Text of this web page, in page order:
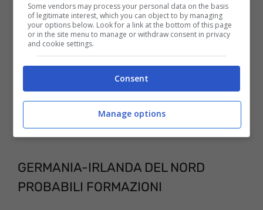
GERMANIA-IRLANDA DEL NORD
PROBABILI FORMAZIONI
Some vendors may process your personal data on the basis
of legitimate interest, which you can object to by managing
your options below. Look for a link at the bottom of this page
or in the site menu to manage or withdraw consent in privacy
and cookie settings.
Consent
Manage options